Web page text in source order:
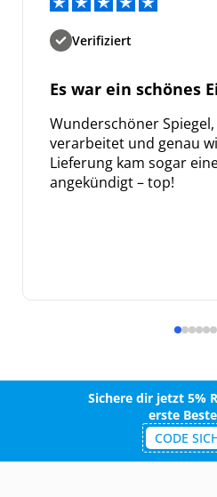
Verifiziert
Es war ein schönes
Wunderschöner
verarbeitet und genau
Lieferung kam sogar
angekündigt – top!
Sichere dir jetzt 5%
erste
CODE